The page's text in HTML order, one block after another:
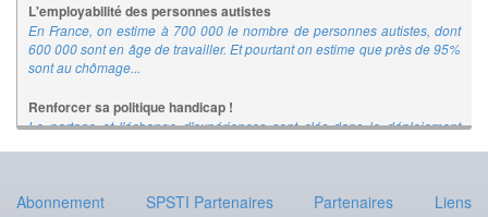
L'employabilité des personnes autistes
En France, on estime à 700 000 le nombre de personnes autistes, dont
600 000 sont en âge de travailler. Et pourtant on estime que près de 95%
sont au chômage...
Renforcer sa politique handicap !
Le partage et l'échange d'expériences sont clés dans le déploiement
La méconnaissance des troubles du spectre de l'autisme explique en
Abonnement SPSTI Partenaires Partenaires Liens